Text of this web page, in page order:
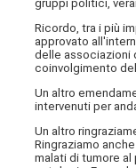
gruppi politici,
Ricordo, tra i più
approvato
delle associazioni
coinvolgimento
Un altro
intervenuti per
Un altro
Ringraziamo
malati di tumore al